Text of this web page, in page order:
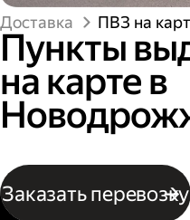
Доставка ПВЗ на
Пункты
на карте в
Заказать перевозку